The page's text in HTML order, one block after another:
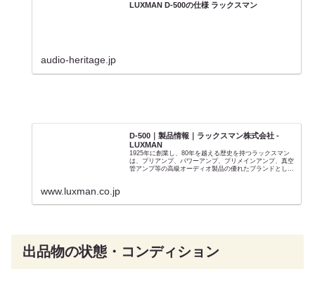
LUXMAN D-500の仕様 ラックスマン
audio-heritage.jp
D-500｜製品情報｜ラックスマン株式会社 -
LUXMAN
1925年に創業し、80年を越える歴史を持つラックスマン
は、プリアンプ、パワーアンプ、プリメインアンプ、真空
管アンプ等の高級オーディオ製品の優れたブランドとして
www.luxman.co.jp
出品物の状態・コンディション